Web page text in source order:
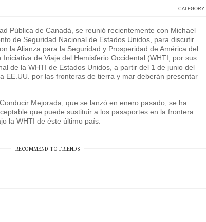
CATEGORY:
Pública de Canadá, se reunió recientemente con Michael
de Seguridad Nacional de Estados Unidos, para discutir
la Alianza para la Seguridad y Prosperidad de América del
de Viaje del Hemisferio Occidental (WHTI, por sus
de la WHTI de Estados Unidos, a partir del 1 de junio del
EE.UU. por las fronteras de tierra y mar deberán presentar
Mejorada, que se lanzó en enero pasado, se ha
que puede sustituir a los pasaportes en la frontera
la WHTI de éste último país.
RECOMMEND TO FRIENDS